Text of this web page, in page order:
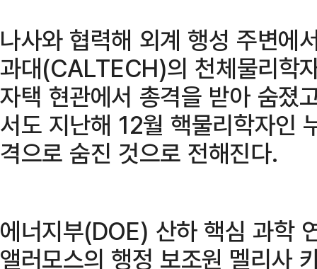
나사와 협력해 외계 행성 주변에
과대(CALTECH)의 천체물리학
자택 현관에서 총격을 받아 숨졌
서도 지난해 12월 핵물리학자인
격으로 숨진 것으로 전해진다.
에너지부(DOE) 산하 핵심 과학
앨러모스의 행정 보조원 멜리사